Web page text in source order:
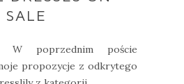
SALE
W poprzednim poście
propozycje z odkrytego